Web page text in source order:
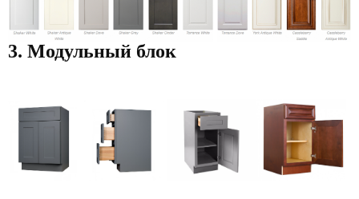
3. Модульный блок